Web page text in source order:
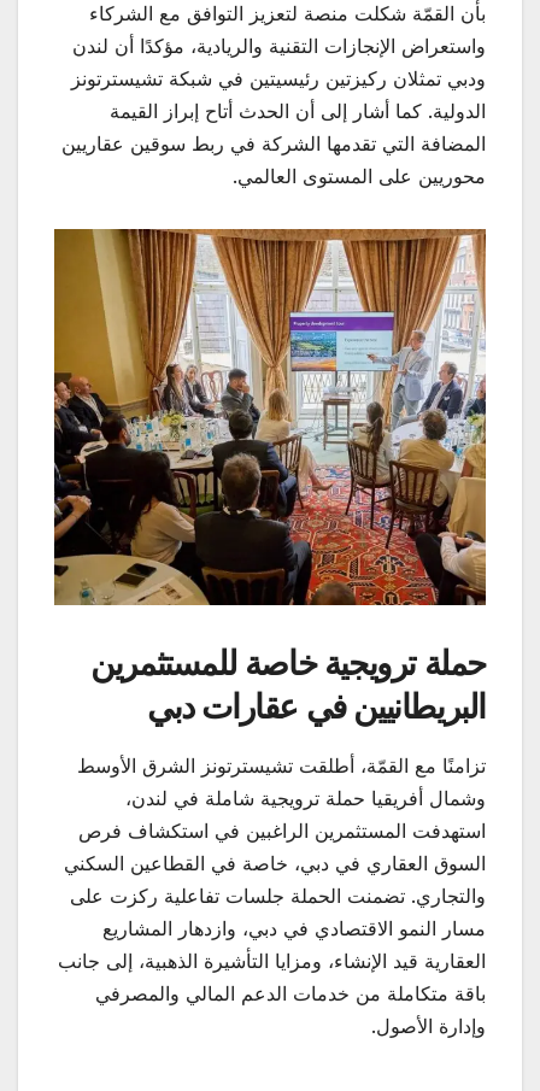
بأن القمّة شكلت منصة لتعزيز التوافق مع الشركاء
واستعراض الإنجازات التقنية والريادية، مؤكدًا أن لندن
ودبي تمثلان ركيزتين رئيسيتين في شبكة تشيسترتونز
الدولية. كما أشار إلى أن الحدث أتاح إبراز القيمة
المضافة التي تقدمها الشركة في ربط سوقين عقاريين
محوريين على المستوى العالمي.
حملة ترويجية خاصة للمستثمرين
البريطانيين في عقارات دبي
تزامنًا مع القمّة، أطلقت تشيسترتونز الشرق الأوسط
وشمال أفريقيا حملة ترويجية شاملة في لندن،
استهدفت المستثمرين الراغبين في استكشاف فرص
السوق العقاري في دبي، خاصة في القطاعين السكني
والتجاري. تضمنت الحملة جلسات تفاعلية ركزت على
مسار النمو الاقتصادي في دبي، وازدهار المشاريع
العقارية قيد الإنشاء، ومزايا التأشيرة الذهبية، إلى جانب
باقة متكاملة من خدمات الدعم المالي والمصرفي
وإدارة الأصول.